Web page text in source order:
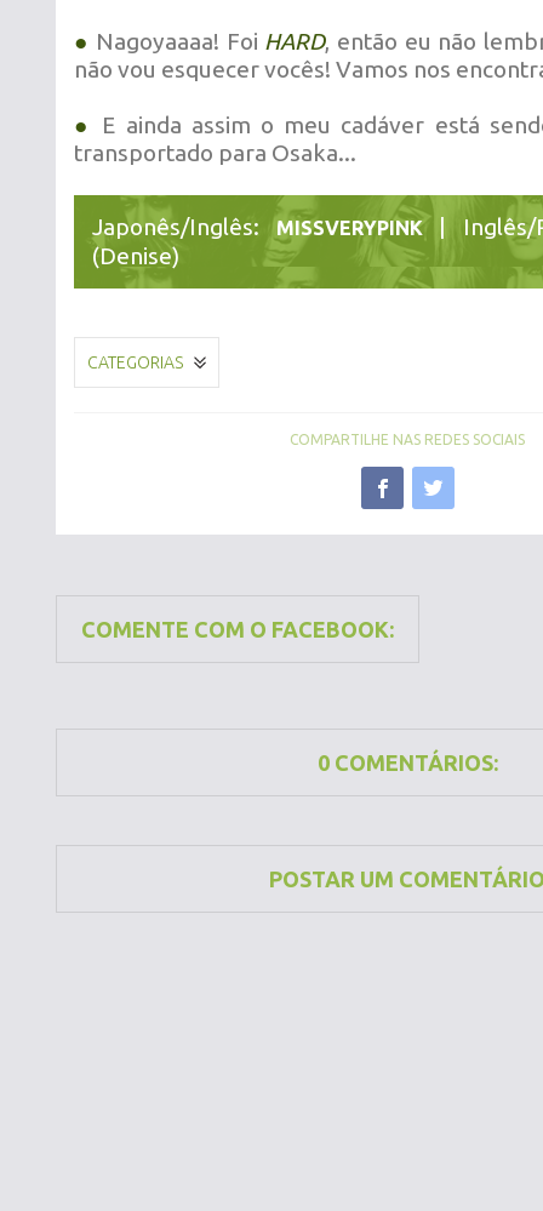
● Nagoyaaaa! Foi HARD, então eu não
não vou esquecer vocês! Vamos nos
●
E ainda assim o meu cadáver está
transportado para Osaka...
Japonês/Inglês:MISSVERYPINK| Inglês/
(Denise)
CATEGORIAS
COMPARTILHE NAS REDES SOCIAIS
COMENTE COM O FACEBOOK:
0 COMENTÁRIOS:
POSTAR UM